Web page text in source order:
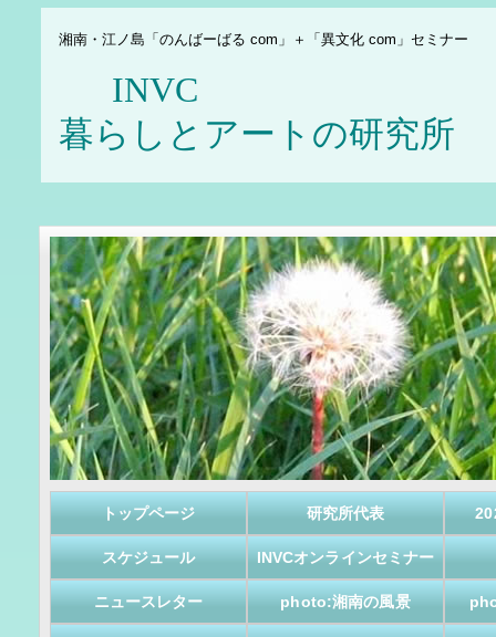
湘南・江ノ島「のんばーばる com」＋「異文化 com」セミナー
暮らしとアートの研究所
トップページ 研究所代表
スケジュール INVCオンラインセミナー
ニュースレター photo:湘南の風景